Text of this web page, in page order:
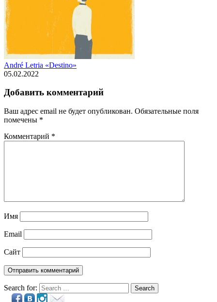
André Letria «Destino»
05.02.2022
Добавить комментарий
Ваш адрес email не будет опубликован. Обязательные поля
помечены *
Комментарий *
Имя
Email
Сайт
Search for: Search